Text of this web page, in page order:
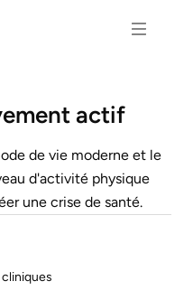
actif
de vie moderne et le
d'activité physique
une crise de santé.